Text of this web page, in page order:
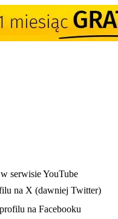
serwisie YouTube
na X (dawniej Twitter)
na Facebooku